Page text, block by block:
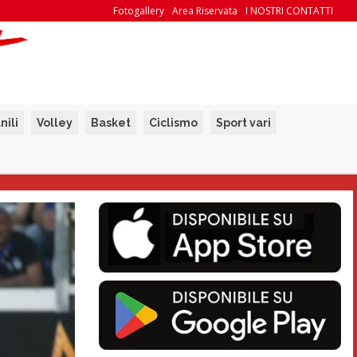
I NOSTRI CONTATTI
Area Riservata
Fotogallery
Volley Basket Ciclismo Sport vari